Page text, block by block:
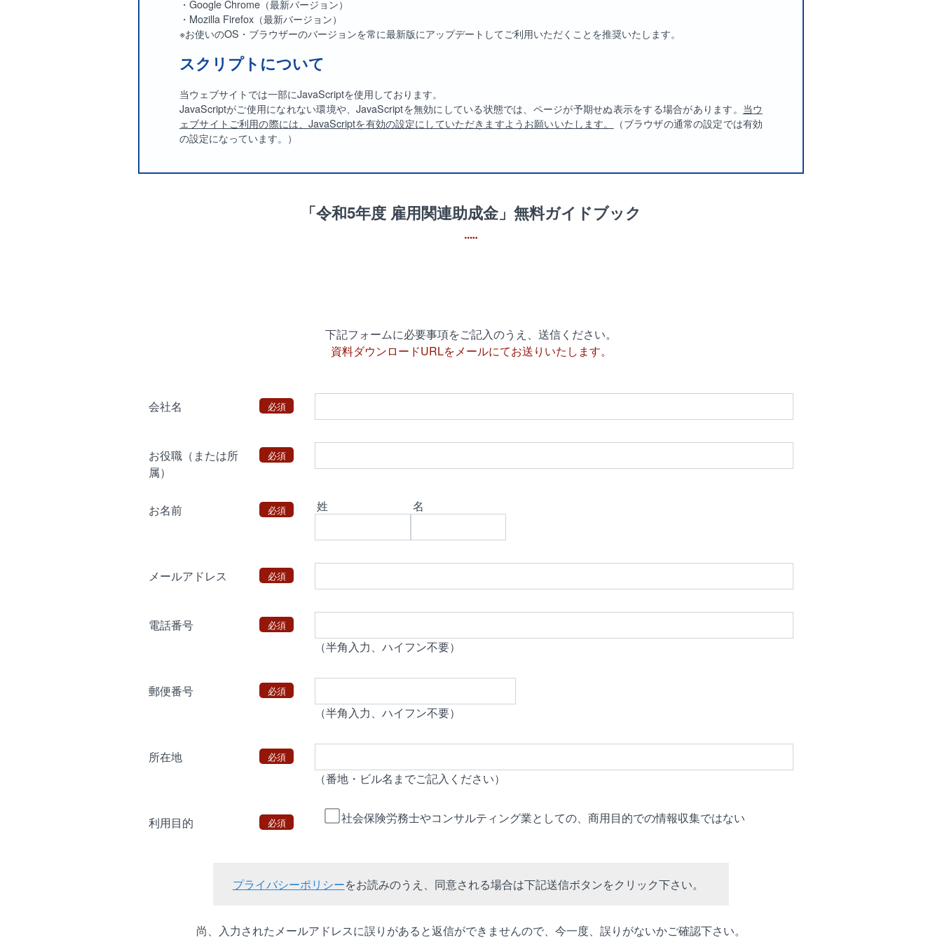
・Google Chrome（最新バージョン）
・Mozilla Firefox（最新バージョン）
※お使いのOS・ブラウザーのバージョンを常に最新版にアップデートしてご利用いただくことを推奨いたします。
スクリプトについて
当ウェブサイトでは一部にJavaScriptを使用しております。
JavaScriptがご使用になれない環境や、JavaScriptを無効にしている状態では、ページが予期せぬ表示をする場合があります。 当ウ
ェブサイトご利用の際には、JavaScriptを有効の設定にしていただきますようお願いいたします。
（ブラウザの通常の設定では有効
の設定になっています。）
「令和5年度 雇用関連助成金」無料ガイドブック
下記フォームに必要事項をご記入のうえ、送信ください。
資料ダウンロードURLをメールにてお送りいたします。
会社名 必須
お役職（または所
属）
必須
お名前 必須 姓 名
メールアドレス 必須
電話番号 必須
（半角入力、ハイフン不要）
郵便番号 必須
（半角入力、ハイフン不要）
所在地 必須
（番地・ビル名までご記入ください）
利用目的 必須 社会保険労務士やコンサルティング業としての、商用目的での情報収集ではない
プライバシーポリシーをお読みのうえ、同意される場合は下記送信ボタンをクリック下さい。
尚、入力されたメールアドレスに誤りがあると返信ができませんので、今一度、誤りがないかご確認下さい。